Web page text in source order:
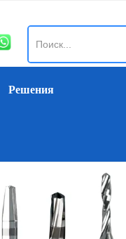
Решения